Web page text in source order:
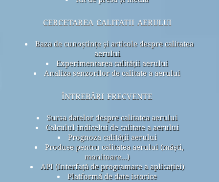
cercetarea calitatii aerului
Baza de cunoștințe și articole despre calitatea
aerului
Experimentarea calității aerului
Analiza senzorilor de calitate a aerului
întrebări frecvente
Sursa datelor despre calitatea aerului
Calculul indicelui de calitate a aerului
Prognoza calității aerului
Produse pentru calitatea aerului (măști,
monitoare...)
API (Interfață de programare a aplicației)
Platformă de date istorice